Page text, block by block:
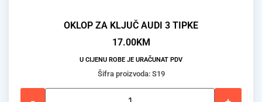
OKLOP ZA KLJUČ AUDI 3 TIPKE
17.00KM
U CIJENU ROBE JE URAČUNAT PDV
Šifra proizvoda: S19